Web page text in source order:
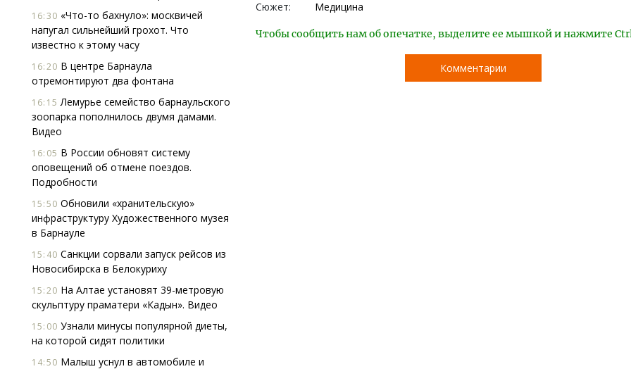
16:30 «Что-то бахнуло»: москвичей
напугал сильнейший грохот. Что
известно к этому часу
16:20 В центре Барнаула
отремонтируют два фонтана
16:15 Лемурье семейство барнаульского
зоопарка пополнилось двумя дамами.
Видео
16:05 В России обновят систему
оповещений об отмене поездов.
Подробности
15:50 Обновили «хранительскую»
инфраструктуру Художественного музея
в Барнауле
15:40 Санкции сорвали запуск рейсов из
Новосибирска в Белокуриху
15:20 На Алтае установят 39-метровую
скульптуру праматери «Кадын». Видео
15:00 Узнали минусы популярной диеты,
на которой сидят политики
14:50 Малыш уснул в автомобиле и
Сюжет: Медицина
Чтобы сообщить нам об опечатке, выделите ее мышкой и нажмите
Комментарии